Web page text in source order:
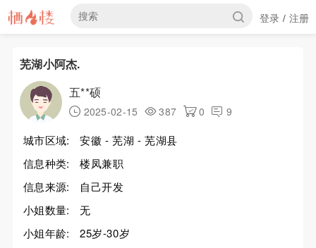
登录 / 注册
芜湖小阿杰.
五**硕
2025-02-15 387 0 9
城市区域:
安徽 - 芜湖 - 芜湖县
信息种类:
楼凤兼职
信息来源:
自己开发
小姐数量:
无
小姐年龄:
25岁-30岁